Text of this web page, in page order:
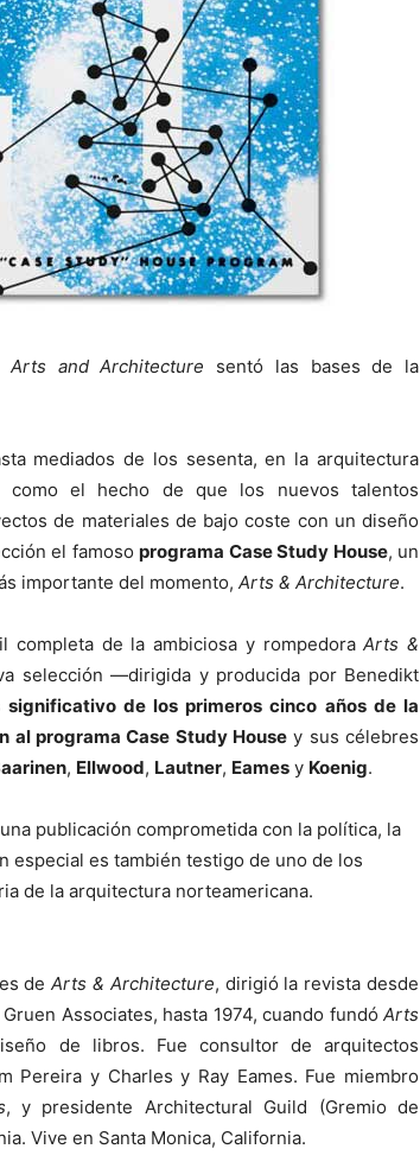
Arts and Architecture sentó las bases de la
mediados de los sesenta, en la arquitectura
como el hecho de que los nuevos talentos
de materiales de bajo coste con un diseño
el famosoprograma Case Study House, un
importante del momento, Arts & Architecture.
completa de la ambiciosa y rompedoraArts &
selección —dirigida y producida por Benedikt
de los primeros cinco años de la
al programa Case Study House y sus célebres
, Ellwood, Lautner, Eames y Koenig.
publicación comprometida con la política, la
especial es también testigo de uno de los
de la arquitectura norteamericana.
deArts & Architecture, dirigió la revista desde
Associates, hasta 1974, cuando fundó Arts
de libros. Fue consultor de arquitectos
Pereira y Charles y Ray Eames. Fue miembro
, y presidente Architectural Guild (Gremio de
Vive en Santa Monica, California.